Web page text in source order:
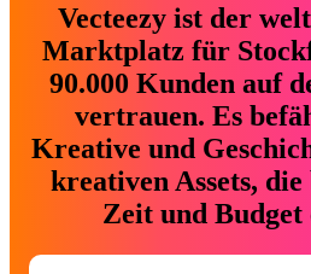
Vecteezy ist der
Marktplatz für
90.000 Kunden auf
vertrauen. Es
Kreative und
kreativen Assets,
Zeit und Budget